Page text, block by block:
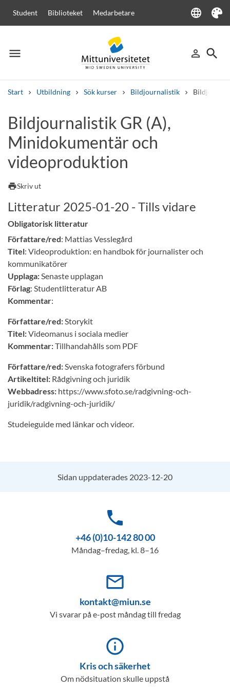
Student Biblioteket Medarbetare language
Language
Tema
menu
Meny person_outline
Logga in
search
Sök
Start Utbildning Sök kurser Bildjournalistik
Andra söktjänster
Kurser och programKursplaner Välkomstbrev
Lediga jobb
Bildjournalistik GR (A),
Minidokumentär och
videoproduktion
printSkriv ut
Litteratur 2025-01-20 - Tills vidare
Obligatorisk litteratur
Författare/red: Mattias Vesslegård
Titel: Videoproduktion: en handbok för journalister och
kommunikatörer
Upplaga:Senaste upplagan
Förlag: Studentlitteratur AB
Kommentar:
Författare/red:Storykit
Titel:Videomanus i sociala medier
Kommentar:Tillhandahålls som PDF
Författare/red:Svenska fotografers förbund
Artikeltitel: Rådgivning och juridik
Webbadress: https://www.sfoto.se/radgivning-och-
juridik/radgivning-och-juridik/
Studeieguide med länkar och videor.
Sidan uppdaterades 2023-12-20
phone
+46 (0)10-142 80 00
Måndag–fredag, kl. 8–16
mail_outline
kontakt@miun.se
Vi svarar på e-post måndag till fredag
info_outline
Kris och säkerhet
Om nödsituation skulle uppstå